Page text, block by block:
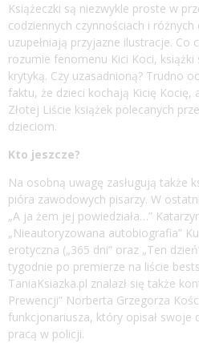
Książeczki są niezwykle proste w
codziennych czynnościach i
uzupełniają przyjazne ilustracje. Co
rozumie fenomenu Kici Koci,
krytyką. Czy uzasadnioną? Trudno
faktu, że dzieci kochają Kicię Kocię,
Złotej Liście książek polecanych
dzieciom.
Kto jeszcze?
Na osobną uwagę zasługują także
pióra zawodowych pisarzy. W
„A ja żem jej powiedziała…”
„Nieautoryzowana autobiografia”
erotyczna („365 dni” oraz „Ten
tygodnie po premierze na liście
TaniaKsiazka.pl znalazł się także
Prewencji” Norberta Grzegorza
funkcjonariusza, który opisał swoje
pracą w policji.